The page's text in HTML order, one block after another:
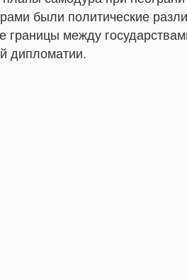
были политические
границы между
дипломатии.